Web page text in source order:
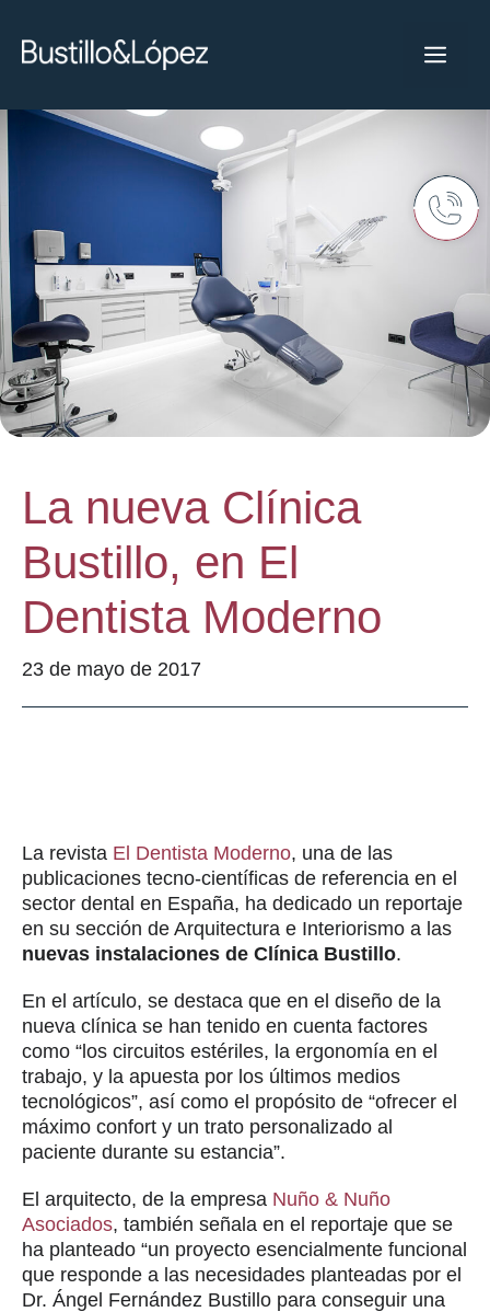
La nueva Clínica
Bustillo, en El
Dentista Moderno
23 de mayo de 2017
La revista El Dentista Moderno, una de las
publicaciones tecno-científicas de referencia en el
sector dental en España, ha dedicado un reportaje
en su sección de Arquitectura e Interiorismo a las
nuevas instalaciones de Clínica Bustillo.
En el artículo, se destaca que en el diseño de la
nueva clínica se han tenido en cuenta factores
como “los circuitos estériles, la ergonomía en el
trabajo, y la apuesta por los últimos medios
tecnológicos”, así como el propósito de “ofrecer el
máximo confort y un trato personalizado al
paciente durante su estancia”.
El arquitecto, de la empresa Nuño & Nuño
Asociados, también señala en el reportaje que se
ha planteado “un proyecto esencialmente funcional
que responde a las necesidades planteadas por el
Dr. Ángel Fernández Bustillo para conseguir una